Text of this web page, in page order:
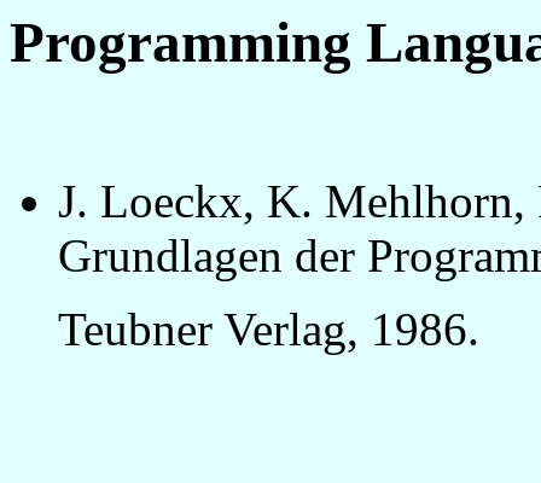
Programming
J. Loeckx, K.
Grundlagen der
Teubner Verlag, 1986.